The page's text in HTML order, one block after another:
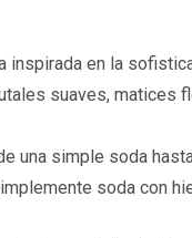
en la
suaves, matices
una simple soda
soda con